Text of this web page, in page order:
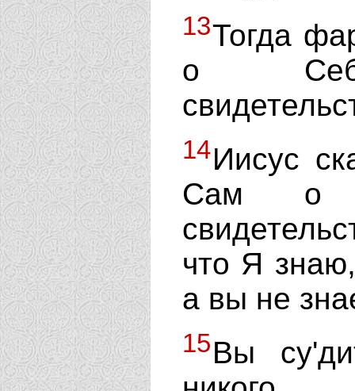
13Тогда
о Себе
14Иисус
Сам о
что Я
а вы не
15Вы